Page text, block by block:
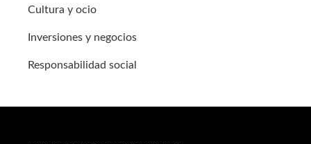
Cultura y ocio
Inversiones y negocios
Responsabilidad social